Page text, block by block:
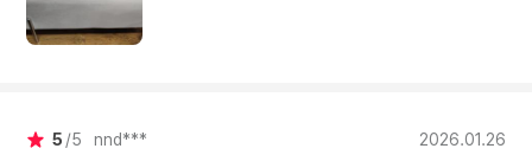
5 5 nnd***
2026.01.26